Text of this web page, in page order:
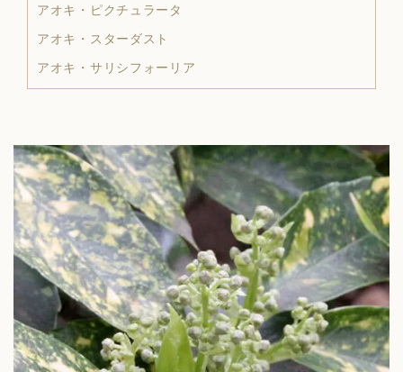
アオキ・ピクチュラータ
アオキ・スターダスト
アオキ・サリシフォーリア